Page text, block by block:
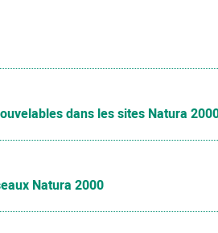
dans les sites Natura
Natura 2000